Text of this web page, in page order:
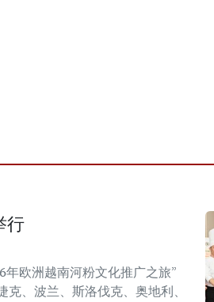
行
欧洲越南河粉文化推广之旅”
、波兰、斯洛伐克、奥地利、